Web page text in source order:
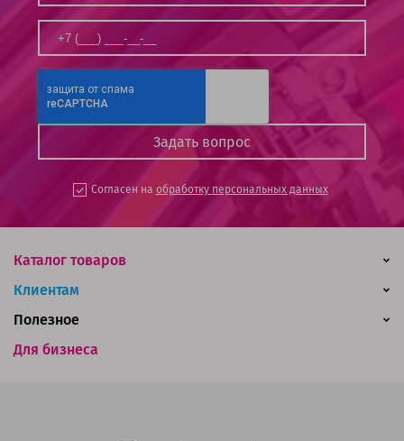
Согласен на обработку персональных данных
Каталог товаров
Клиентам
Для бизнеса
Полезное